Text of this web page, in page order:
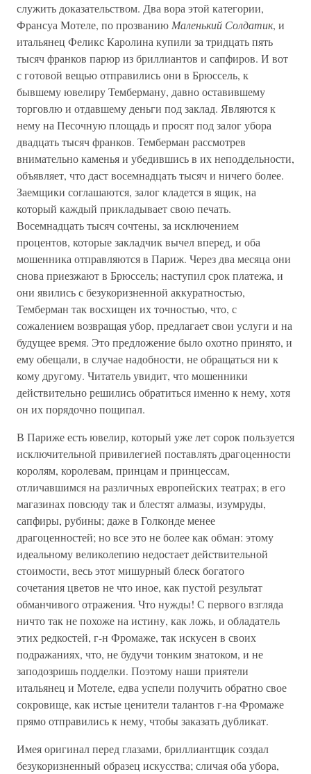
служить доказательством. Два вора этой категории,
Франсуа Мотеле, по прозванию Маленький Солдатик, и
итальянец Феликс Каролина купили за тридцать пять
тысяч франков парюр из бриллиантов и сапфиров. И вот
с готовой вещью отправились они в Брюссель, к
бывшему ювелиру Темберману, давно оставившему
торговлю и отдавшему деньги под заклад. Являются к
нему на Песочную площадь и просят под залог убора
двадцать тысяч франков. Темберман рассмотрев
внимательно каменья и убедившись в их неподдельности,
объявляет, что даст восемнадцать тысяч и ничего более.
Заемщики соглашаются, залог кладется в ящик, на
который каждый прикладывает свою печать.
Восемнадцать тысяч сочтены, за исключением
процентов, которые закладчик вычел вперед, и оба
мошенника отправляются в Париж. Через два месяца они
снова приезжают в Брюссель; наступил срок платежа, и
они явились с безукоризненной аккуратностью,
Темберман так восхищен их точностью, что, с
сожалением возвращая убор, предлагает свои услуги и на
будущее время. Это предложение было охотно принято, и
ему обещали, в случае надобности, не обращаться ни к
кому другому. Читатель увидит, что мошенники
действительно решились обратиться именно к нему, хотя
он их порядочно пощипал.
В Париже есть ювелир, который уже лет сорок пользуется
исключительной привилегией поставлять драгоценности
королям, королевам, принцам и принцессам,
отличавшимся на различных европейских театрах; в его
магазинах повсюду так и блестят алмазы, изумруды,
сапфиры, рубины; даже в Голконде менее
драгоценностей; но все это не более как обман: этому
идеальному великолепию недостает действительной
стоимости, весь этот мишурный блеск богатого
сочетания цветов не что иное, как пустой результат
обманчивого отражения. Что нужды! С первого взгляда
ничто так не похоже на истину, как ложь, и обладатель
этих редкостей, г-н Фромаже, так искусен в своих
подражаниях, что, не будучи тонким знатоком, и не
заподозришь подделки. Поэтому наши приятели
итальянец и Мотеле, едва успели получить обратно свое
сокровище, как истые ценители талантов г-на Фромаже
прямо отправились к нему, чтобы заказать дубликат.
Имея оригинал перед глазами, бриллиантщик создал
безукоризненный образец искусства; сличая оба убора,